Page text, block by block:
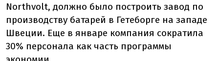
Northvolt, должно было построить завод по
производству батарей в Гетеборге на западе
Швеции. Еще в январе компания сократила
30% персонала как часть программы